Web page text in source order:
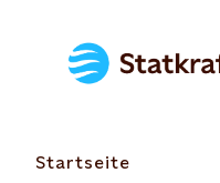
Startseite